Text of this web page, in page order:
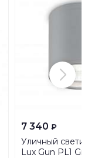
7 340 ₽
Уличный
Lux Gun PL1 Grigio